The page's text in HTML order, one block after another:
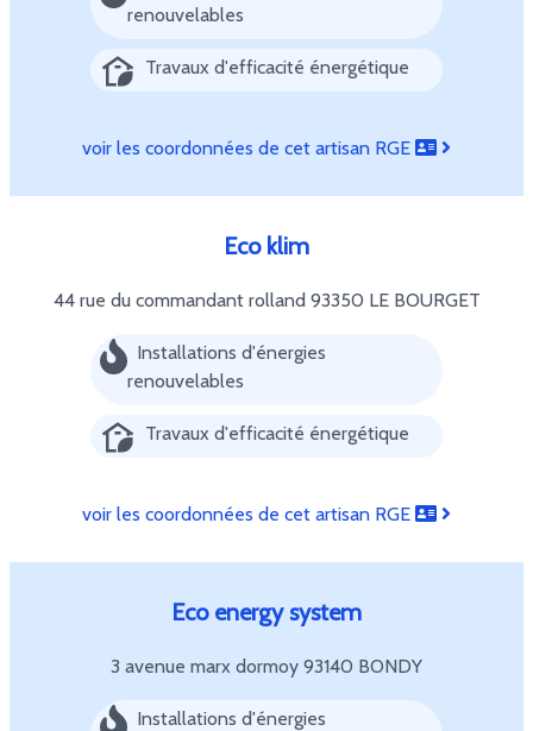
renouvelables
Travaux d'efficacité énergétique
voir les coordonnées de cet artisan RGE
Eco klim
44 rue du commandant rolland 93350 LE BOURGET
Installations d'énergies
renouvelables
Travaux d'efficacité énergétique
voir les coordonnées de cet artisan RGE
Eco energy system
3 avenue marx dormoy 93140 BONDY
Installations d'énergies